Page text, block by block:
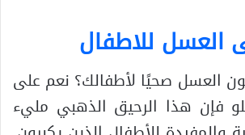
للاطفال
العسل صحيًا لأطفالك؟ نعم على
فإن هذا الرحيق الذهبي مليء